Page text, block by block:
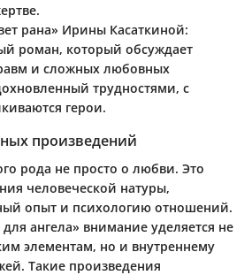
рана» Ирины Касаткиной:
роман, который обсуждает
и сложных любовных
трудностями, с
герои.
произведений
рода не просто о любви. Это
человеческой натуры,
опыт и психологию отношений.
ангела» внимание уделяется не
элементам, но и внутреннему
Такие произведения